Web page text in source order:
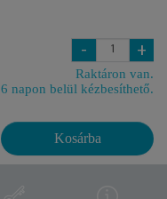
- +
Raktáron van.
6 napon belül kézbesíthető.
Kosárba